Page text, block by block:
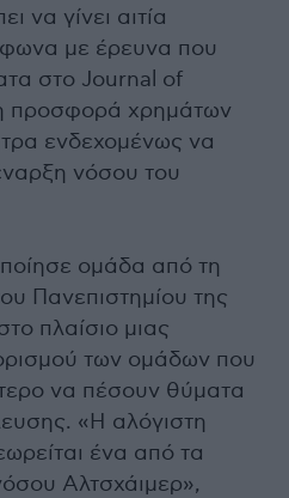
να γίνει αιτία
με έρευνα που
στο Journal of
προσφορά χρημάτων
ενδεχομένως να
νόσου του
ομάδα από τη
Πανεπιστημίου της
πλαίσιο μιας
των ομάδων που
να πέσουν θύματα
«Η αλόγιστη
ένα από τα
Αλτσχάιμερ»,